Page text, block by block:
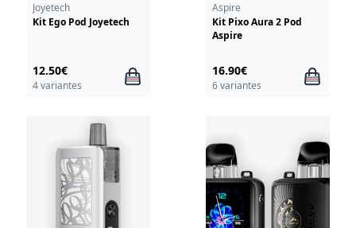
Joyetech
Kit Ego Pod Joyetech
12.50€
4 variantes
Aspire
Kit Pixo Aura 2 Pod
Aspire
16.90€
6 variantes